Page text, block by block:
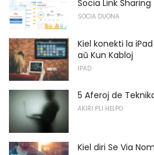
Socia Link Sharing
SOCIA DUONA
Kiel konekti la
aŭ Kun Kabloj
IPAD
5 Aferoj de
AKIRI PLI HELPO
Kiel diri Se Via